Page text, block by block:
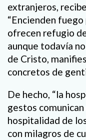
extranjeros,
“Encienden
ofrecen refugio
aunque todavía
de Cristo,
concretos de
De hecho, “la
gestos
hospitalidad de
con milagros de